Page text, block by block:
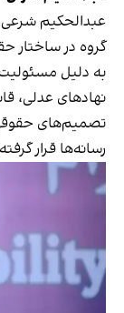
عبدالحکیم
گروه در ساختار
به دلیل
نهادهای عدلی،
تصمیم‌های
رسانه‌ها قرار